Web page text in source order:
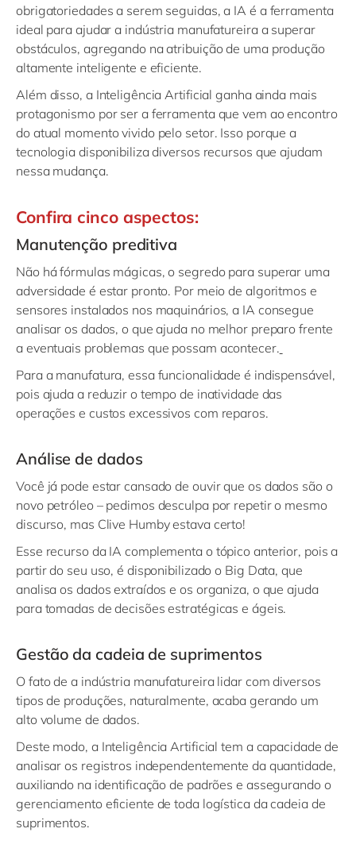
obrigatoriedades a serem seguidas, a IA é a ferramenta
ideal para ajudar a indústria manufatureira a superar
obstáculos, agregando na atribuição de uma produção
altamente inteligente e eficiente.
Além disso, a Inteligência Artificial ganha ainda mais
protagonismo por ser a ferramenta que vem ao encontro
do atual momento vivido pelo setor. Isso porque a
tecnologia disponibiliza diversos recursos que ajudam
nessa mudança.
Confira cinco aspectos:
Manutenção preditiva
Não há fórmulas mágicas, o segredo para superar uma
adversidade é estar pronto. Por meio de algoritmos e
sensores instalados nos maquinários, a IA consegue
analisar os dados, o que ajuda no melhor preparo frente
a eventuais problemas que possam acontecer.
Para a manufatura, essa funcionalidade é indispensável,
pois ajuda a reduzir o tempo de inatividade das
operações e custos excessivos com reparos.
Análise de dados
Você já pode estar cansado de ouvir que os dados são o
novo petróleo – pedimos desculpa por repetir o mesmo
discurso, mas Clive Humby estava certo!
Esse recurso da IA complementa o tópico anterior, pois a
partir do seu uso, é disponibilizado o Big Data, que
analisa os dados extraídos e os organiza, o que ajuda
para tomadas de decisões estratégicas e ágeis.
Gestão da cadeia de suprimentos
O fato de a indústria manufatureira lidar com diversos
tipos de produções, naturalmente, acaba gerando um
alto volume de dados.
Deste modo, a Inteligência Artificial tem a capacidade de
analisar os registros independentemente da quantidade,
auxiliando na identificação de padrões e assegurando o
gerenciamento eficiente de toda logística da cadeia de
suprimentos.